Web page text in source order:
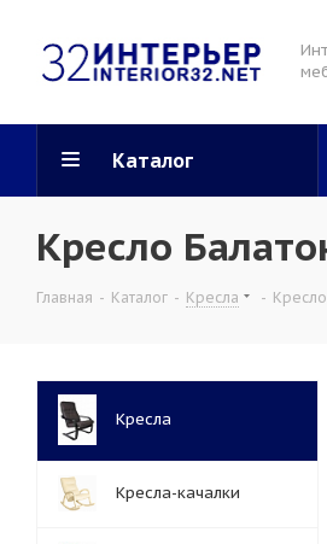
Каталог
Кресло
Главная - Каталог - Кресла -
Кресла
Кресла-качалки